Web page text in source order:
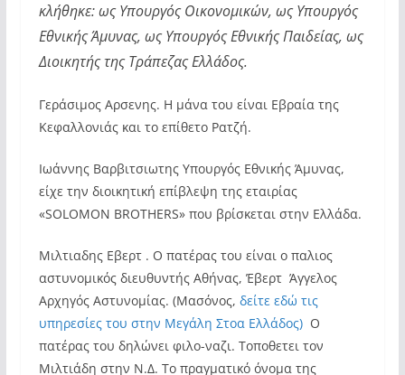
κλήθηκε: ως Υπουργός Οικονομικών, ως Υπουργός
Εθνικής Άμυνας, ως Υπουργός Εθνικής Παιδείας, ως
Διοικητής της Τράπεζας Ελλάδος.
Γεράσιμος Αρσενης. Η μάνα του είναι Εβραία της
Κεφαλλονιάς και το επίθετο Ρατζή.
Ιωάννης Βαρβιτσιωτης Υπουργός Εθνικής Άμυνας,
είχε την διοικητική επίβλεψη της εταιρίας
«SOLOMON BROTHERS» που βρίσκεται στην Ελλάδα.
Μιλτιαδης Εβερτ . Ο πατέρας του είναι ο παλιος
αστυνομικός διευθυντής Αθήνας, Έβερτ Άγγελος
Αρχηγός Αστυνομίας. (Μασόνος, δείτε εδώ τις
υπηρεσίες του στην Μεγάλη Στοα Ελλάδος)Ο
πατέρας του δηλώνει φιλο-ναζι. Τοποθετει τον
Μιλτιάδη στην Ν.Δ. Το πραγματικό όνομα της